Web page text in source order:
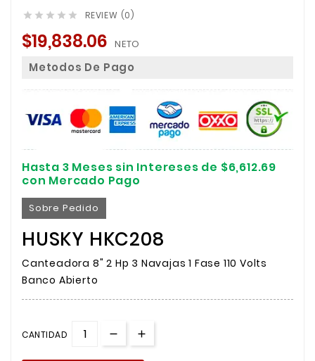
     REVIEW (0)
$19,838.06 NETO
Metodos De Pago
Hasta 3 Meses sin Intereses de $6,612.69
con Mercado Pago
Sobre Pedido
HUSKY HKC208
Canteadora 8" 2 Hp 3 Navajas 1 Fase 110 Volts
Banco Abierto
CANTIDAD